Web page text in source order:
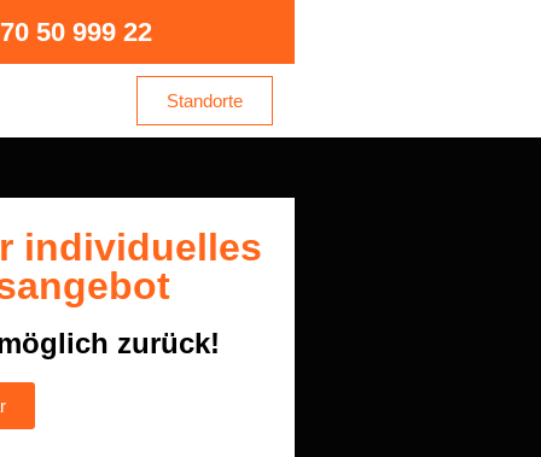
50 999 22
Standorte
individuelles
zurück!